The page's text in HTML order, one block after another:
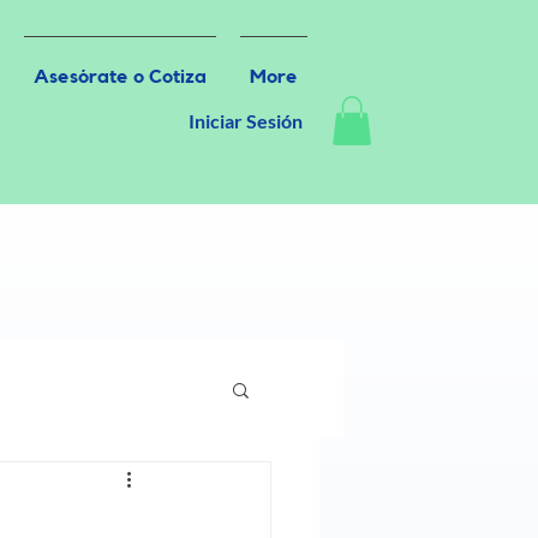
Asesórate o Cotiza More
Iniciar Sesión